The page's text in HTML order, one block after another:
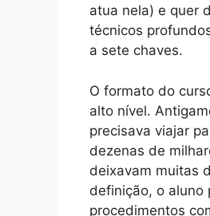
atua nela) e quer
técnicos
a sete chaves.
O formato do
alto nível.
precisava viajar
dezenas de
deixavam muitas
definição, o aluno
procedimentos